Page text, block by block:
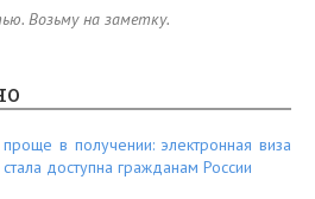
Возьму на заметку.
в получении: электронная виза
доступна гражданам России